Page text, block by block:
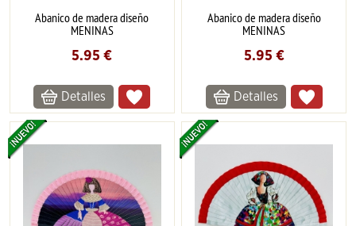
Abanico de madera diseño
MENINAS
5.95 €
Detalles
Abanico de madera diseño
MENINAS
5.95 €
Detalles